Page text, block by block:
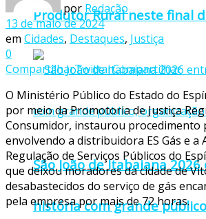
Produtor Rural neste final
São João de Itabaiana
história com grande
porRedação
13 de maio de 2024
em Cidades, Destaques, Justiça
0
CompartilharTwittarCompartilhar
O Ministério Público do Estado do
por meio da Promotoria de Justiça
Consumidor, instaurou procedimento
envolvendo a distribuidora ES Gás e a
Regulação de Serviços Públicos do
que deixou moradores da cidade de
desabastecidos do serviço de gás
pela empresa por mais de 72 horas.